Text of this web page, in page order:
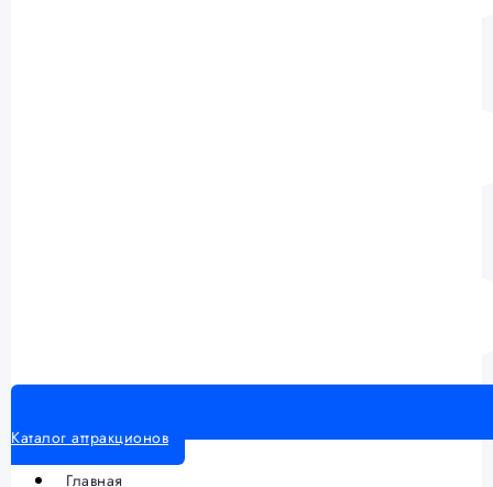
Каталог аттракционов
Главная